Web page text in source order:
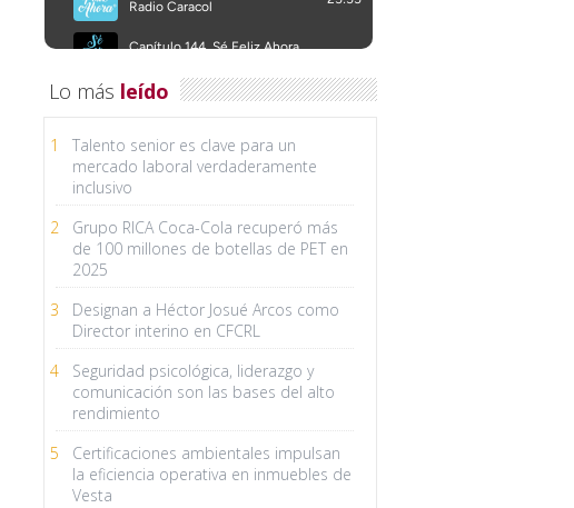
Lo más leído
1
Talento senior es clave para un
mercado laboral verdaderamente
inclusivo
2
Grupo RICA Coca-Cola recuperó más
de 100 millones de botellas de PET en
2025
3
Designan a Héctor Josué Arcos como
Director interino en CFCRL
4
Seguridad psicológica, liderazgo y
comunicación son las bases del alto
rendimiento
5
Certificaciones ambientales impulsan
la eficiencia operativa en inmuebles de
Vesta